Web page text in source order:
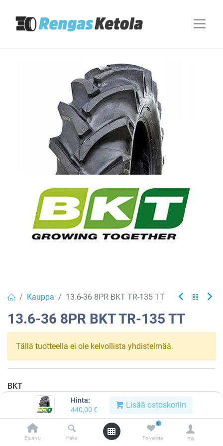
Hinta:
440,00 € Lisää ostoskoriin
Etusivu Haku
0
Toivelista Tili
Kauppa 13.6-36 8PR BKT TR-135 TT
13.6-36 8PR BKT TR-135 TT
Tällä tuotteella ei ole kelvollista yhdistelmää.
BKT
Jaa :
Tilaus- ja toimitusehdot :